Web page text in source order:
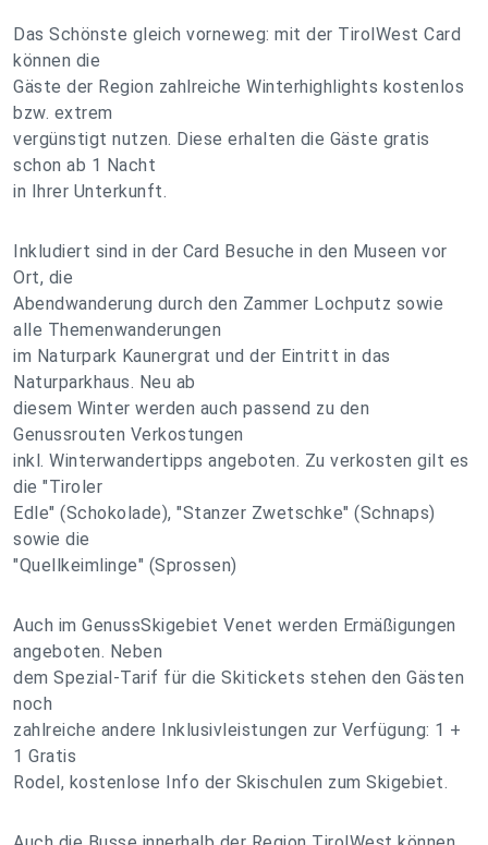
Das Schönste gleich vorneweg: mit der TirolWest Card
können die
Gäste der Region zahlreiche Winterhighlights kostenlos
bzw. extrem
vergünstigt nutzen. Diese erhalten die Gäste gratis
schon ab 1 Nacht
in Ihrer Unterkunft.
Inkludiert sind in der Card Besuche in den Museen vor
Ort, die
Abendwanderung durch den Zammer Lochputz sowie
alle Themenwanderungen
im Naturpark Kaunergrat und der Eintritt in das
Naturparkhaus. Neu ab
diesem Winter werden auch passend zu den
Genussrouten Verkostungen
inkl. Winterwandertipps angeboten. Zu verkosten gilt es
die "Tiroler
Edle" (Schokolade), "Stanzer Zwetschke" (Schnaps)
sowie die
"Quellkeimlinge" (Sprossen)
Auch im GenussSkigebiet Venet werden Ermäßigungen
angeboten. Neben
dem Spezial-Tarif für die Skitickets stehen den Gästen
noch
zahlreiche andere Inklusivleistungen zur Verfügung: 1 +
1 Gratis
Rodel, kostenlose Info der Skischulen zum Skigebiet.